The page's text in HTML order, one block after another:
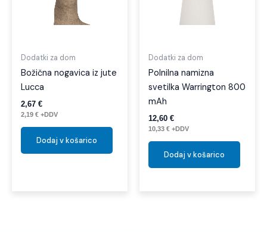
Dodatki za dom
Božična nogavica iz jute
Lucca
2,67 €
2,19 € +DDV
Dodaj v košarico
Dodatki za dom
Polnilna namizna
svetilka Warrington 800
mAh
12,60 €
10,33 € +DDV
Dodaj v košarico